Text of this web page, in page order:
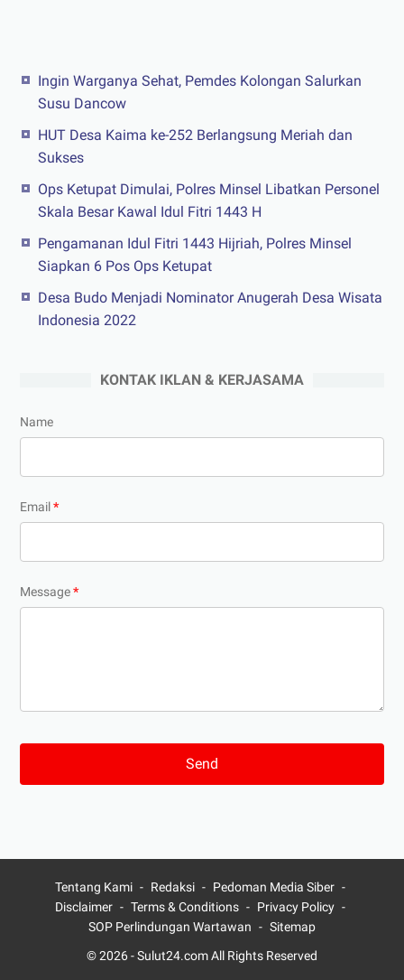
Ingin Warganya Sehat, Pemdes Kolongan Salurkan
Susu Dancow
HUT Desa Kaima ke-252 Berlangsung Meriah dan
Sukses
Ops Ketupat Dimulai, Polres Minsel Libatkan Personel
Skala Besar Kawal Idul Fitri 1443 H
Pengamanan Idul Fitri 1443 Hijriah, Polres Minsel
Siapkan 6 Pos Ops Ketupat
Desa Budo Menjadi Nominator Anugerah Desa Wisata
Indonesia 2022
KONTAK IKLAN & KERJASAMA
Name
Email *
Message*
Tentang Kami Redaksi
Pedoman Media Siber
Disclaimer
Terms & Conditions
Privacy Policy
SOP Perlindungan Wartawan
Sitemap
© 2026 -Sulut24.comAll Rights Reserved